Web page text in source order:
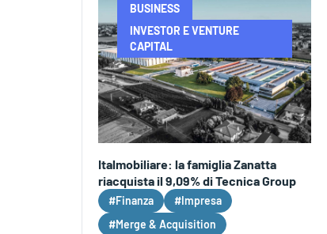
BUSINESS
INVESTOR E VENTURE
CAPITAL
Italmobiliare: la famiglia Zanatta
riacquista il 9,09% di Tecnica Group
#Finanza
#Impresa
#Merge & Acquisition